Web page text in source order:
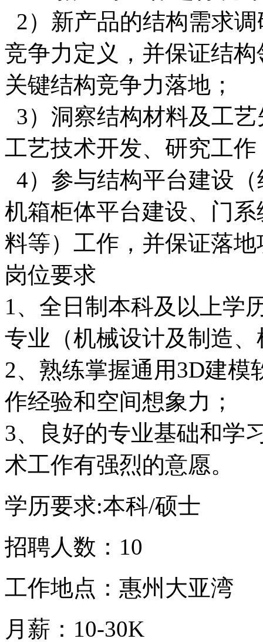
2）新产品的结构需求
竞争力定义，并保证结
关键结构竞争力落地；
3）洞察结构材料及工
工艺技术开发、研究工
4）参与结构平台建设
机箱柜体平台建设、门
料等）工作，并保证落
岗位要求
1、全日制本科及以上学
专业（机械设计及制造
2、熟练掌握通用3D建模
作经验和空间想象力；
3、良好的专业基础和学
术工作有强烈的意愿。
学历要求:本科/硕士
招聘人数：10
工作地点：惠州大亚湾
月薪：10-30K